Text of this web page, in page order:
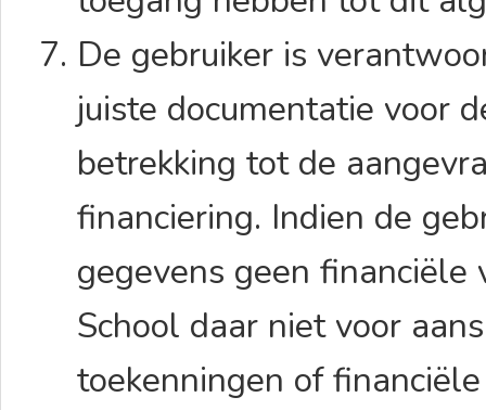
De gebruiker is
juiste documentatie voor
betrekking tot de
financiering. Indien de
gegevens geen financiële
School daar niet voor
toekenningen of